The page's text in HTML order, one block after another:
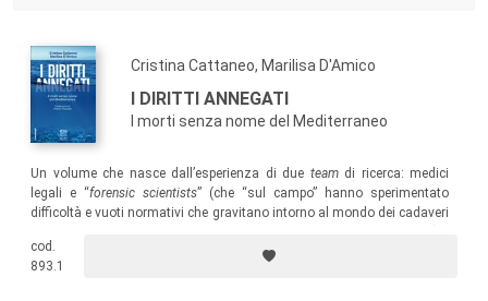
Cristina Cattaneo, Marilisa D'Amico
I DIRITTI ANNEGATI
I morti senza nome del Mediterraneo
Un volume che nasce dall’esperienza di due teamdi ricerca: medici
legali e “forensic scientists” (che “sul campo” hanno sperimentato
difficoltà e vuoti normativi che gravitano intorno al mondo dei cadaveri
giuristi (che cercano di fornire risposte e soluzioni ad alcune delle
problematiche emerse e connesse al tema delle migrazioni verso
cod.
893.1